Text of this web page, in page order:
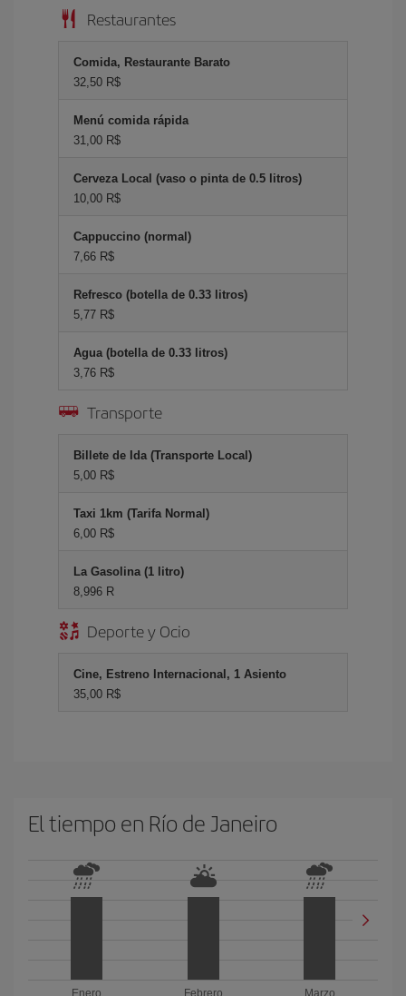
Restaurantes
Comida, Restaurante Barato
32,50 R$
Menú comida rápida
31,00 R$
Cerveza Local (vaso o pinta de 0.5 litros)
10,00 R$
Cappuccino (normal)
7,66 R$
Refresco (botella de 0.33 litros)
5,77 R$
Agua (botella de 0.33 litros)
3,76 R$
Transporte
Billete de Ida (Transporte Local)
5,00 R$
Taxi 1km (Tarifa Normal)
6,00 R$
La Gasolina (1 litro)
8,996 R
Deporte y Ocio
Cine, Estreno Internacional, 1 Asiento
35,00 R$
El tiempo en Río de Janeiro
Enero
Febrero
Marzo